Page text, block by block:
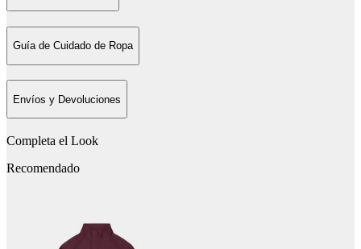
Guía de Cuidado de Ropa
Envíos y Devoluciones
Completa el Look
Recomendado